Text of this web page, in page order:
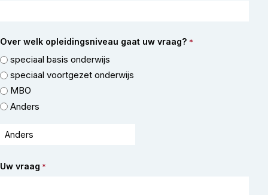
Over welk opleidingsniveau gaat uw vraag? *
speciaal basis onderwijs
speciaal voortgezet onderwijs
MBO
Anders
Uw vraag *